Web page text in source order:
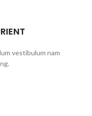
vestibulum nam